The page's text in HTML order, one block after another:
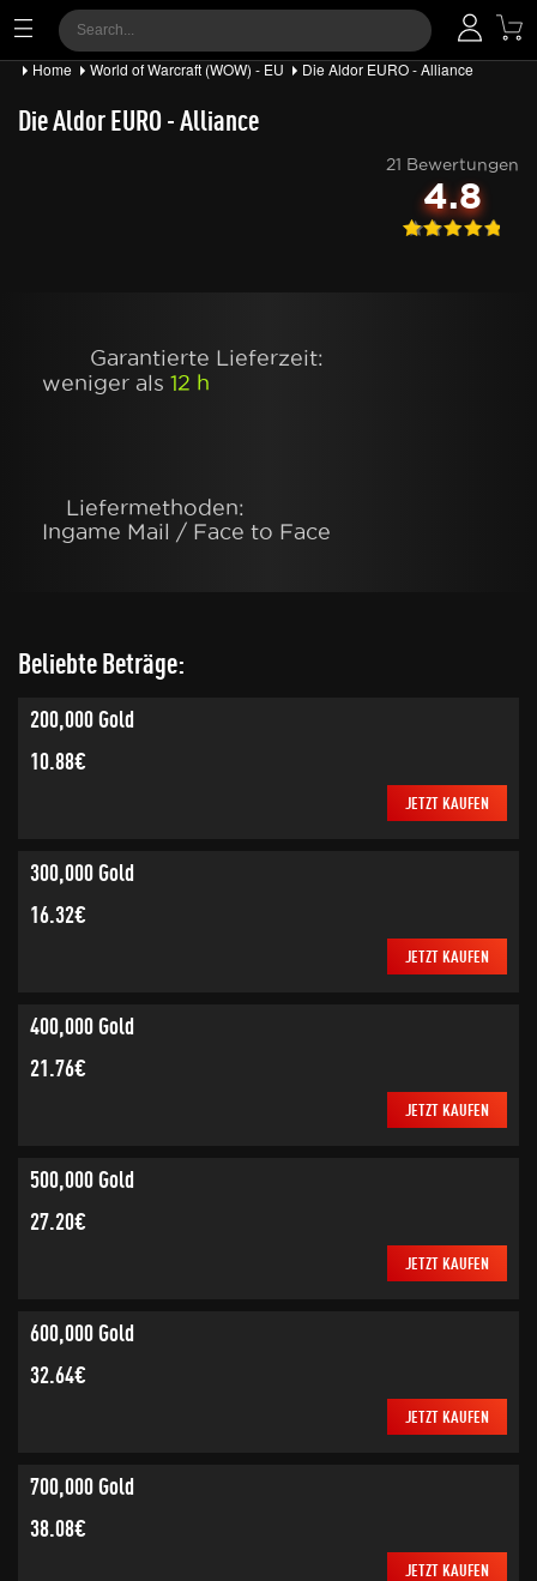
Home World of Warcraft (WOW) - EU Die Aldor EURO - Alliance
Die Aldor EURO - Alliance
21 Bewertungen
4.8
Garantierte Lieferzeit:
weniger als 12 h
Liefermethoden:
Ingame Mail / Face to Face
Beliebte Beträge:
200,000 Gold
10.88€
JETZT KAUFEN
300,000 Gold
16.32€
JETZT KAUFEN
400,000 Gold
21.76€
JETZT KAUFEN
500,000 Gold
27.20€
JETZT KAUFEN
600,000 Gold
32.64€
JETZT KAUFEN
700,000 Gold
38.08€
JETZT KAUFEN